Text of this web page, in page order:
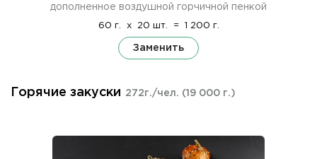
дополненное воздушной горчичной пенкой
60 г. x 20 шт. = 1 200 г.
Заменить
Горячие закуски 272г./чел. (19 000 г.)